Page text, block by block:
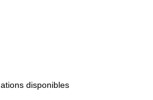
disponibles